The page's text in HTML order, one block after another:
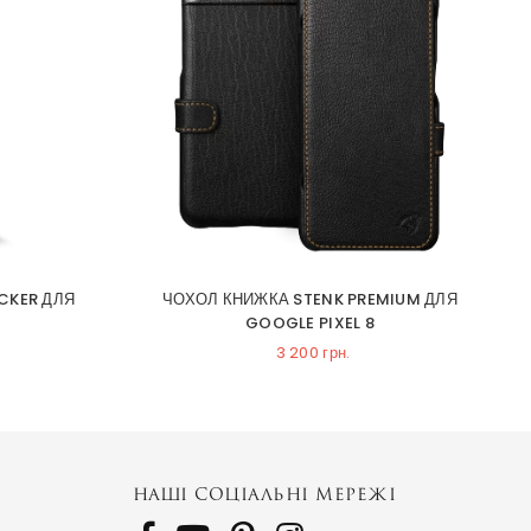
ДЛЯ
ЧОХОЛ КНИЖКА STENK PREMIUM ДЛЯ
GOOGLE PIXEL 8
3 200 грн.
НАШІ СОЦІАЛЬНІ МЕРЕЖІ